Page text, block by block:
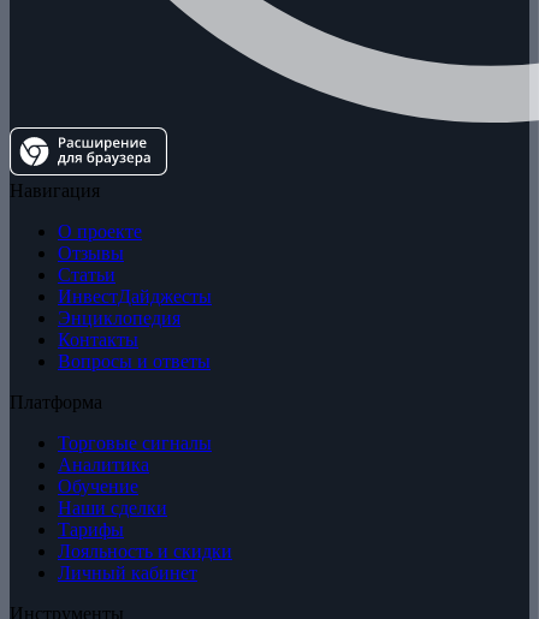
Навигация
О проекте
Отзывы
Статьи
ИнвестДайджесты
Энциклопедия
Контакты
Вопросы и ответы
Платформа
Торговые сигналы
Аналитика
Обучение
Наши сделки
Тарифы
Лояльность и скидки
Личный кабинет
Инструменты